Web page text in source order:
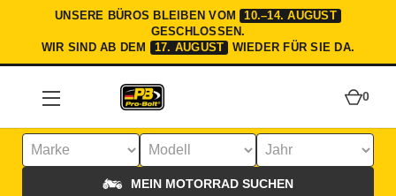
UNSERE BÜROS BLEIBEN VOM
10.–14. AUGUST
GESCHLOSSEN.
WIR SIND AB DEM
17. AUGUST WIEDER FÜR SIE DA.
0
MEIN MOTORRAD SUCHEN